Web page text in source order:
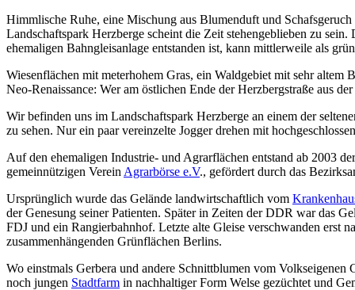
Himmlische Ruhe, eine Mischung aus Blumenduft und
Landschaftspark Herzberge scheint die Zeit stehengeblieben zu
ehemaligen Bahngleisanlage entstanden ist, kann mittlerweile als
Wiesenflächen mit meterhohem Gras, ein Waldgebiet mit sehr
Neo-Renaissance: Wer am östlichen Ende der Herzbergstraße aus
Wir befinden uns im Landschaftspark Herzberge an einem der
zu sehen. Nur ein paar vereinzelte Jogger drehen mit
Auf den ehemaligen Industrie- und Agrarflächen entstand ab 2003
gemeinnützigen Verein Agrarbörse e.V., gefördert durch das
Ursprünglich wurde das Gelände landwirtschaftlich vom
der Genesung seiner Patienten. Später in Zeiten der DDR war das
FDJ und ein Rangierbahnhof. Letzte alte Gleise verschwanden erst
zusammenhängenden Grünflächen Berlins.
Wo einstmals Gerbera und andere Schnittblumen vom
noch jungen Stadtfarm in nachhaltiger Form Welse gezüchtet und